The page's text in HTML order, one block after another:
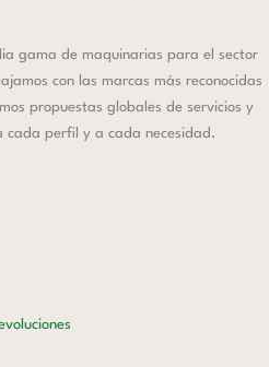
gama de maquinarias para el sector
con las marcas más reconocidas
propuestas globales de servicios y
cada perfil y a cada necesidad.